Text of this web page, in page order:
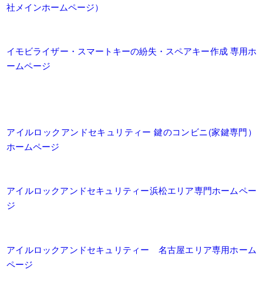
社メインホームページ）
イモビライザー・スマートキーの紛失・スペアキー作成 専用ホ
ームページ
アイルロックアンドセキュリティー 鍵のコンビニ(家鍵専門）
ホームページ
アイルロックアンドセキュリティー浜松エリア専門ホームペー
ジ
アイルロックアンドセキュリティー 名古屋エリア専用ホーム
ページ